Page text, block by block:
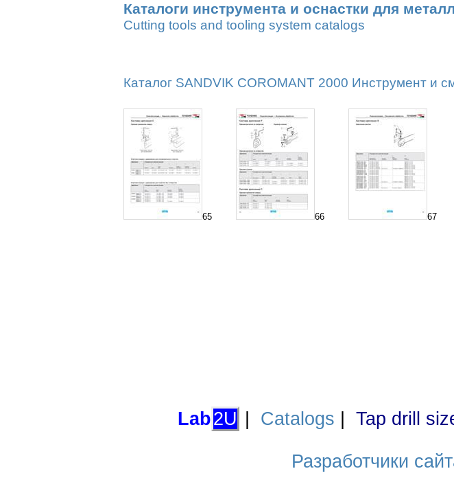
Каталоги инструмента и оснастки для
Cutting tools and tooling system catalogs
Каталог SANDVIK COROMANT 2000 Инструмент и
65 66 67
Lab2U Catalogs Tap drill
Разработчики